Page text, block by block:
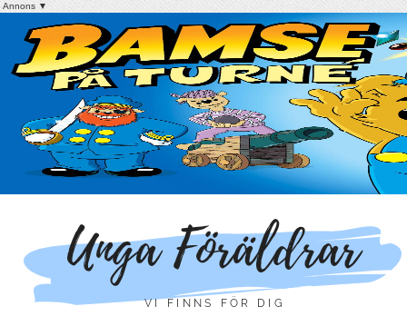
Annons ▼